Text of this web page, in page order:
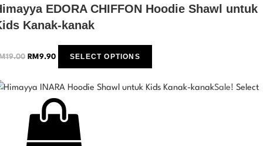
EDORA CHIFFON Hoodie Shawl untuk
Kanak-kanak
19.00 RM 9.90 SELECT OPTIONS
Sale! Select